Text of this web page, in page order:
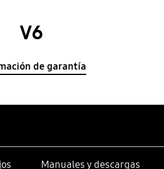
V6
de garantía
Manuales y descargas